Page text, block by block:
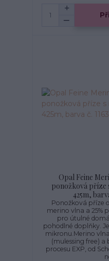
Opal Feine
ponožková příze
425m,
Ponožková příze
merino vlna a 25%
pro útulné
pohodlné doplňky.
mikronu.Merino
(mulessing free)
procesu EXP, od